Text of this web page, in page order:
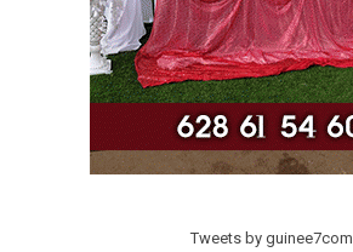
Tweets by guinee7com